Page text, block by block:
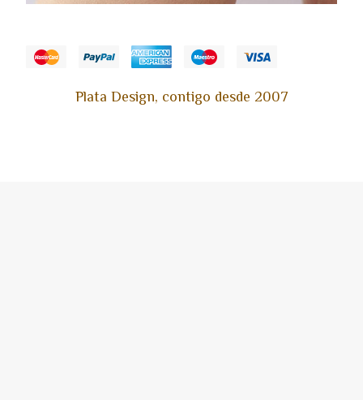
Plata Design, contigo desde 2007